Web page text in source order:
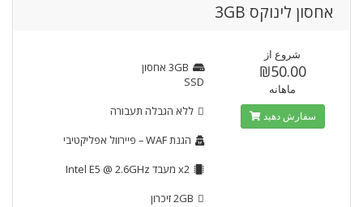
אחסון לינוקס 3GB
3GB אחסון
SSD
ללא הגבלה תעבורה
הגנת WAF
– פיירוול אפליקטיבי
x2 מעבד Intel E5 @ 2.6GHz
2GBזיכרון
شروع از
₪50.00
ماهانه
سفارش دهید